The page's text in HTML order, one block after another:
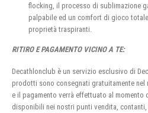
flocking, il processo di sublimazione
palpabile ed un comfort di gioco
proprietà traspiranti.
RITIRO E PAGAMENTO VICINO A TE:
Decathlonclub è un servizio esclusivo di
prodotti sono consegnati gratuitamente
e il pagamento verrà effettuato al
disponibili nei nostri punti vendita,